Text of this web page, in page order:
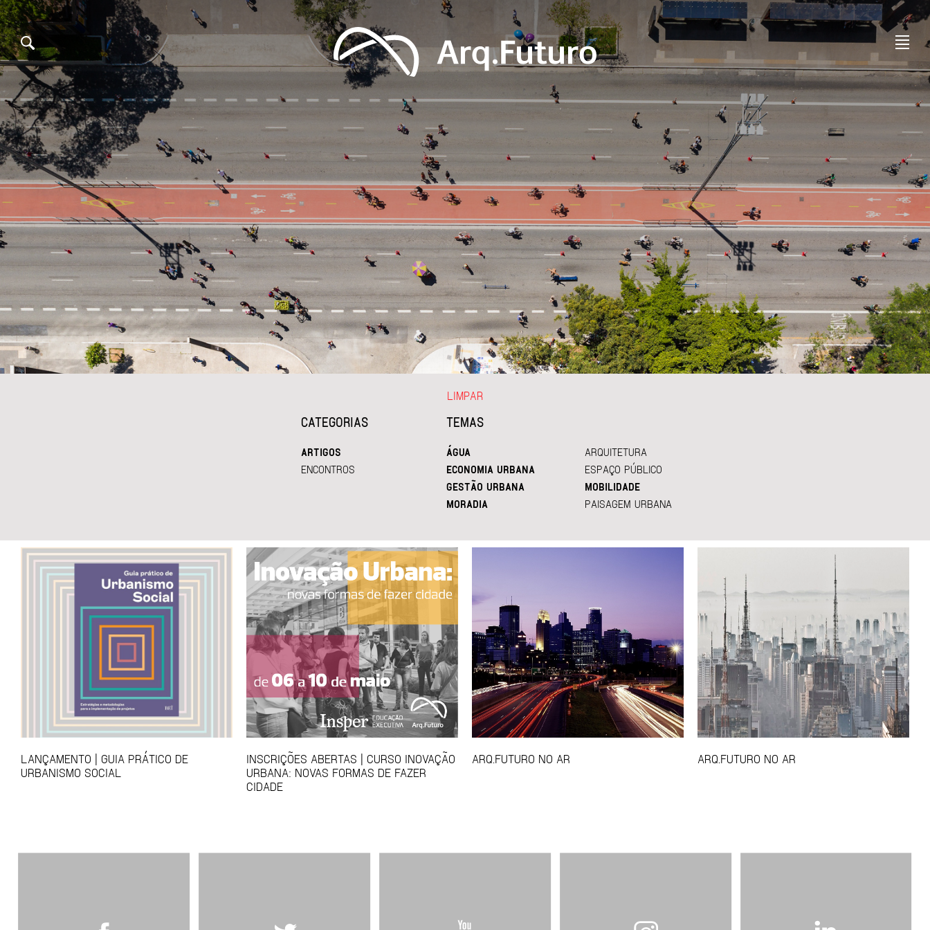
CATEGORIAS
ARTIGOS
ENCONTROS
TEMAS
ÁGUA
ARQUITETURA
ECONOMIA URBANA
ESPAÇO PÚBLICO
GESTÃO URBANA
MOBILIDADE
MORADIA
PAISAGEM URBANA
LIMPAR
LANÇAMENTO | GUIA PRÁTICO DE
URBANISMO SOCIAL
INSCRIÇÕES ABERTAS | CURSO INOVAÇÃO
URBANA: NOVAS FORMAS DE FAZER
CIDADE
ARQ.FUTURO NO AR ARQ.FUTURO NO AR